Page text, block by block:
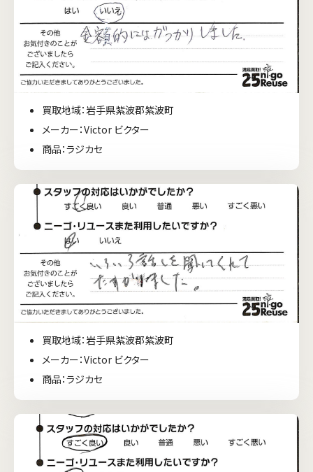
買取地域：岩手県紫波郡紫波町
メーカー：Victor ビクター
商品：ラジカセ
買取地域：岩手県紫波郡紫波町
メーカー：Victor ビクター
商品：ラジカセ